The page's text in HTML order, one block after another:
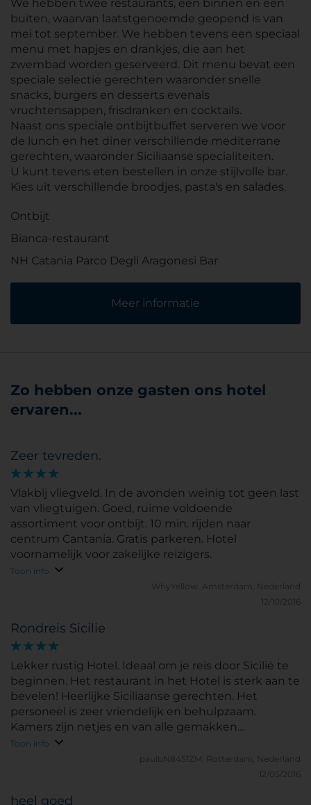
We hebben twee restaurants, een binnen en een
buiten, waarvan laatstgenoemde geopend is van
mei tot september. We hebben tevens een speciaal
menu met hapjes en drankjes, die aan het
zwembad worden geserveerd. Dit menu bevat een
speciale selectie gerechten waaronder snelle
snacks, burgers en desserts evenals
vruchtensappen, frisdranken en cocktails.
Naast ons speciale ontbijtbuffet serveren we voor
de lunch en het diner verschillende mediterrane
gerechten, waaronder Siciliaanse specialiteiten.
U kunt tevens eten bestellen in onze stijlvolle bar.
Kies uit verschillende broodjes, pasta's en salades.
Ontbijt
Bianca-restaurant
NH Catania Parco Degli Aragonesi Bar
Meer informatie
Zo hebben onze gasten ons hotel
ervaren...
Zeer tevreden.
Vlakbij vliegveld. In de avonden weinig tot geen last
van vliegtuigen. Goed, ruime voldoende
assortiment voor ontbijt. 10 min. rijden naar
centrum Cantania. Gratis parkeren. Hotel
voornamelijk voor zakelijke reizigers.
Toon info
WhyYellow. Amsterdam, Nederland
12/10/2016
Rondreis Sicilie
Lekker rustig Hotel. Ideaal om je reis door Sicilië te
beginnen. Het restaurant in het Hotel is sterk aan te
bevelen! Heerlijke Siciliaanse gerechten. Het
personeel is zeer vriendelijk en behulpzaam.
Kamers zijn netjes en van alle gemakken
(benodigd) voorzien.
Toon info
paulbN8451ZM.
Rotterdam, Nederland
12/05/2016
heel goed